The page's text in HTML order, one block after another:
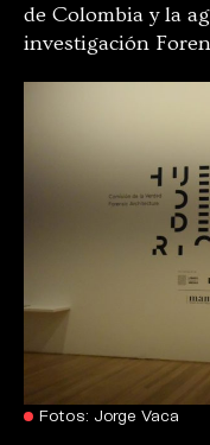
de Colombia y la
investigación
Fotos: Jorge Vaca